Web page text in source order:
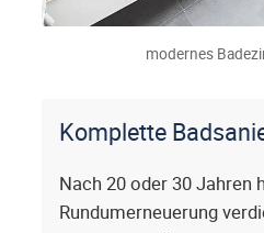
modernes
Komplette
Nach 20 oder 30 Jahren
Rundumerneuerung